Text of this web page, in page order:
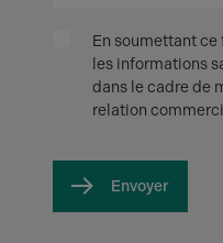
En soumettant
les informations
dans le cadre de
relation
Envoyer